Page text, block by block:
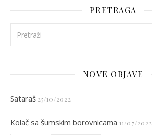
PRETRAGA
NOVE OBJAVE
Sataraš 25/10/2022
Kolač sa šumskim borovnicama 11/07/2022